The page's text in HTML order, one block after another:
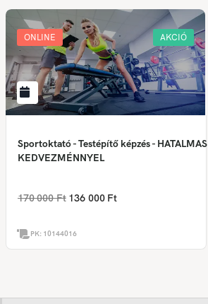
ONLINE AKCIÓ
Sportoktató - Testépítő képzés - HATALMAS
KEDVEZMÉNNYEL
170 000 Ft 136 000 Ft
PK: 10144016